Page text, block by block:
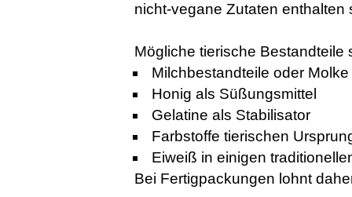
nicht-vegane Zutaten enthalten
Mögliche tierische Bestandteile
Milchbestandteile oder
Honig als Süßungsmittel
Gelatine als Stabilisator
Farbstoffe tierischen
Eiweiß in einigen
Bei Fertigpackungen lohnt